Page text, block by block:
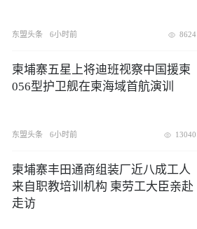
东盟头条 6小时前 8624
柬埔寨五星上将迪班视察中国援柬
056型护卫舰在柬海域首航演训
东盟头条 6小时前 13040
柬埔寨丰田通商组装厂近八成工人
来自职教培训机构 柬劳工大臣亲赴
走访